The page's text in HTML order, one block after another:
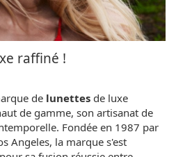
raffiné !
de lunettes de luxe
de gamme, son artisanat de
Fondée en 1987 par
Angeles, la marque s'est